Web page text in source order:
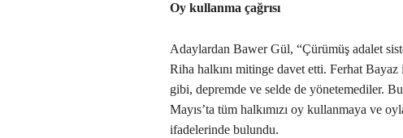
Oy kullanma çağrısı
Adaylardan Bawer Gül, “Çürümüş adalet
Riha halkını mitinge davet etti. Ferhat
gibi, depremde ve selde de yönetemediler.
Mayıs’ta tüm halkımızı oy kullanmaya ve
ifadelerinde bulundu.